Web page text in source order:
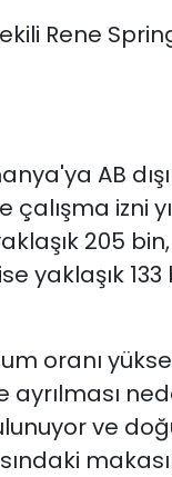
Rene
AB
izni
205
yaklaşık
oranı
ayrılması
ve